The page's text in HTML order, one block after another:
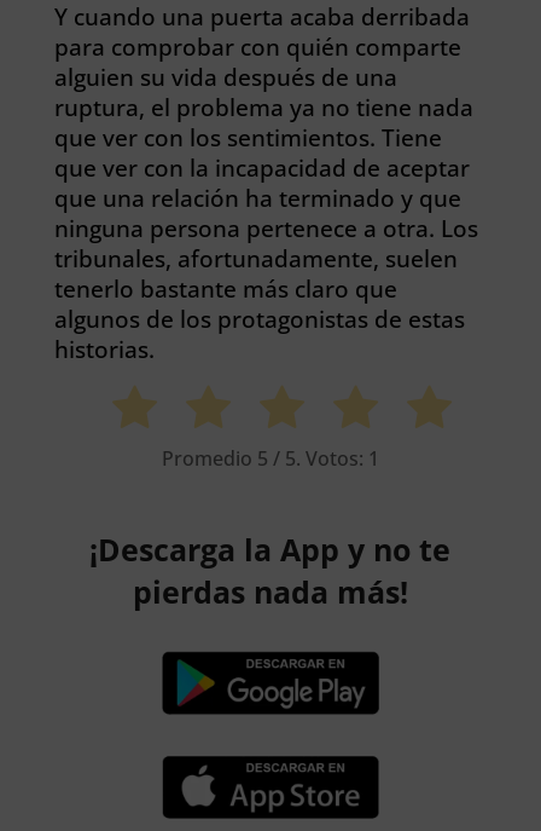
Y cuando una puerta acaba derribada
para comprobar con quién comparte
alguien su vida después de una
ruptura, el problema ya no tiene nada
que ver con los sentimientos. Tiene
que ver con la incapacidad de aceptar
que una relación ha terminado y que
ninguna persona pertenece a otra. Los
tribunales, afortunadamente, suelen
tenerlo bastante más claro que
algunos de los protagonistas de estas
historias.
Promedio 5 / 5. Votos: 1
¡Descarga la App y no te
pierdas nada más!